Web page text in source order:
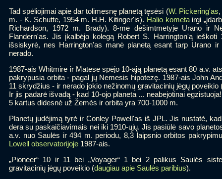
Tad spėliojimai apie dar tolimesnę planetą tęsėsi (W. Pickering'as
m. - K. Schutte, 1954 m. H.H. Kitinger'is). Halio kometairgi
Richardson, 1972 m. Brady). 8-me dešimtmetyje Urano ir
Flandern'as. Jis įkalbėjo kolegą Robert S. Harrington'ą
išsiskyrė, nes Harrington'as manė planetą esant tarp Urano
nerado.
1987-ais Whitmire ir Matese spėjo 10-ąją planetą esant 80 a.v.
pakrypusia orbita - pagal jų Nemesis hipotezę. 1987-ais John
11 skrydžius - ir nerado jokio nežinomų gravitacinių jėgų
Ir jis padarė išvadą - kad 10-ojo planeta ... neabejotinai
5 kartus didesnė už Žemės ir orbita yra 700-1000 m.
Planetų judėjimą tyrė ir Conley Powell'as iš JPL. Jis nustatė,
dera su paskaičiavimais nei iki 1910-ųjų. Jis pasiūlė savo
a.v. nuo Saulės ir 494 m. periodu, 8,3 laipsnio orbitos
Lowell observatorijoje 1987-ais.
„Pioneer“ 10 ir 11 bei „Voyager“ 1 bei 2 palikus Saulės
gravitacinių jėgų poveikio (daugiau apie Saulės paribius).